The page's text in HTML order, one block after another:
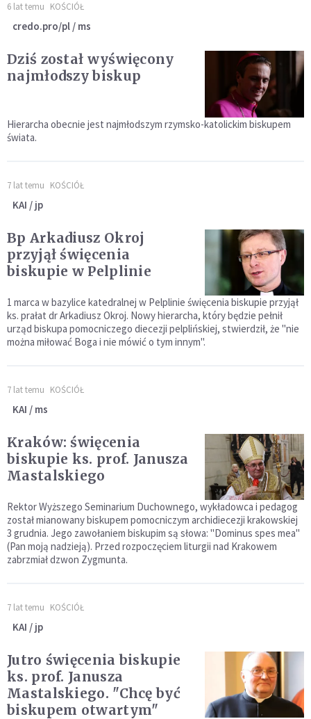
6 lat temu KOŚCIÓŁ
credo.pro/pl / ms
Dziś został wyświęcony
najmłodszy biskup
Hierarcha obecnie jest najmłodszym rzymsko-katolickim biskupem
świata.
7 lat temu KOŚCIÓŁ
KAI / jp
Bp Arkadiusz Okroj
przyjął święcenia
biskupie w Pelplinie
1 marca w bazylice katedralnej w Pelplinie święcenia biskupie przyjął
ks. prałat dr Arkadiusz Okroj. Nowy hierarcha, który będzie pełnił
urząd biskupa pomocniczego diecezji pelplińskiej, stwierdził, że "nie
można miłować Boga i nie mówić o tym innym".
7 lat temu KOŚCIÓŁ
KAI / ms
Kraków: święcenia
biskupie ks. prof. Janusza
Mastalskiego
Rektor Wyższego Seminarium Duchownego, wykładowca i pedagog
został mianowany biskupem pomocniczym archidiecezji krakowskiej
3 grudnia. Jego zawołaniem biskupim są słowa: "Dominus spes mea"
(Pan moją nadzieją). Przed rozpoczęciem liturgii nad Krakowem
zabrzmiał dzwon Zygmunta.
7 lat temu KOŚCIÓŁ
KAI / jp
Jutro święcenia biskupie
ks. prof. Janusza
Mastalskiego. "Chcę być
biskupem otwartym"